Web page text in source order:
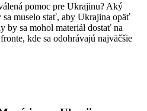
pomoc pre Ukrajinu? Aký
muselo stať, aby Ukrajina opäť
by sa mohol materiál dostať na
kde sa odohrávajú najväčšie